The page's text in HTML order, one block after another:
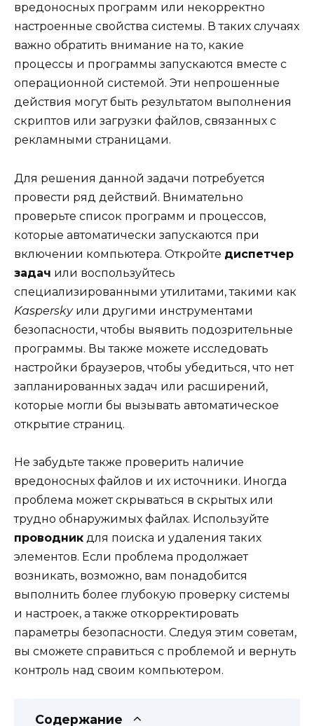
вредоносных программ или некорректно
настроенные свойства системы. В таких случаях
важно обратить внимание на то, какие
процессы и программы запускаются вместе с
операционной системой. Эти непрошенные
действия могут быть результатом выполнения
скриптов или загрузки файлов, связанных с
рекламными страницами.
Для решения данной задачи потребуется
провести ряд действий. Внимательно
проверьте список программ и процессов,
которые автоматически запускаются при
включении компьютера. Откройте диспетчер
задач или воспользуйтесь
специализированными утилитами, такими как
Kasperskyили другими инструментами
безопасности, чтобы выявить подозрительные
программы. Вы также можете исследовать
настройки браузеров, чтобы убедиться, что нет
запланированных задач или расширений,
которые могли бы вызывать автоматическое
открытие страниц.
Не забудьте также проверить наличие
вредоносных файлов и их источники. Иногда
проблема может скрываться в скрытых или
трудно обнаружимых файлах. Используйте
проводник для поиска и удаления таких
элементов. Если проблема продолжает
возникать, возможно, вам понадобится
выполнить более глубокую проверку системы
и настроек, а также откорректировать
параметры безопасности. Следуя этим советам,
вы сможете справиться с проблемой и вернуть
контроль над своим компьютером.
Содержание